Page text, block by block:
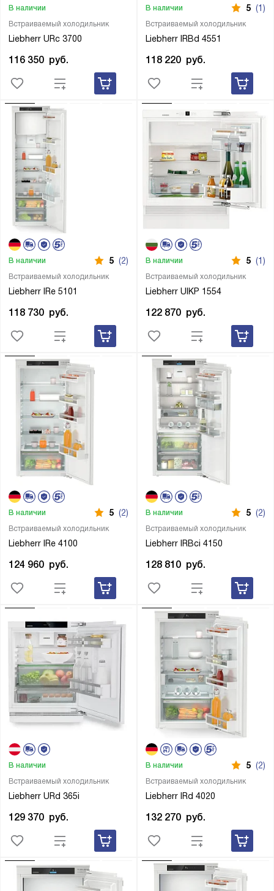
Встраиваемый холодильник
Liebherr URc 3700
В наличии
116 350 руб.
Встраиваемый холодильник
Liebherr IRBd 4551
В наличии 5 (1)
118 220 руб.
Встраиваемый холодильник
Liebherr IRe 5101
В наличии 5 (2)
118 730 руб.
Встраиваемый холодильник
Liebherr UIKP 1554
В наличии 5 (1)
122 870 руб.
Встраиваемый холодильник
Liebherr IRe 4100
В наличии 5 (2)
124 960 руб.
Встраиваемый холодильник
Liebherr IRBci 4150
В наличии 5 (2)
128 810 руб.
Встраиваемый холодильник
Liebherr URd 365i
В наличии
129 370 руб.
Встраиваемый холодильник
Liebherr IRd 4020
В наличии 5 (2)
132 270 руб.